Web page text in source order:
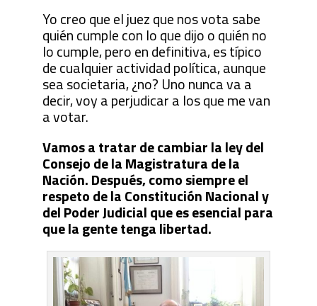
Yo creo que el juez que nos vota sabe
quién cumple con lo que dijo o quién no
lo cumple, pero en definitiva, es típico
de cualquier actividad política, aunque
sea societaria, ¿no? Uno nunca va a
decir, voy a perjudicar a los que me van
a votar.
Vamos a tratar de cambiar la ley del
Consejo de la Magistratura de la
Nación. Después, como siempre el
respeto de la Constitución Nacional y
del Poder Judicial que es esencial para
que la gente tenga libertad.